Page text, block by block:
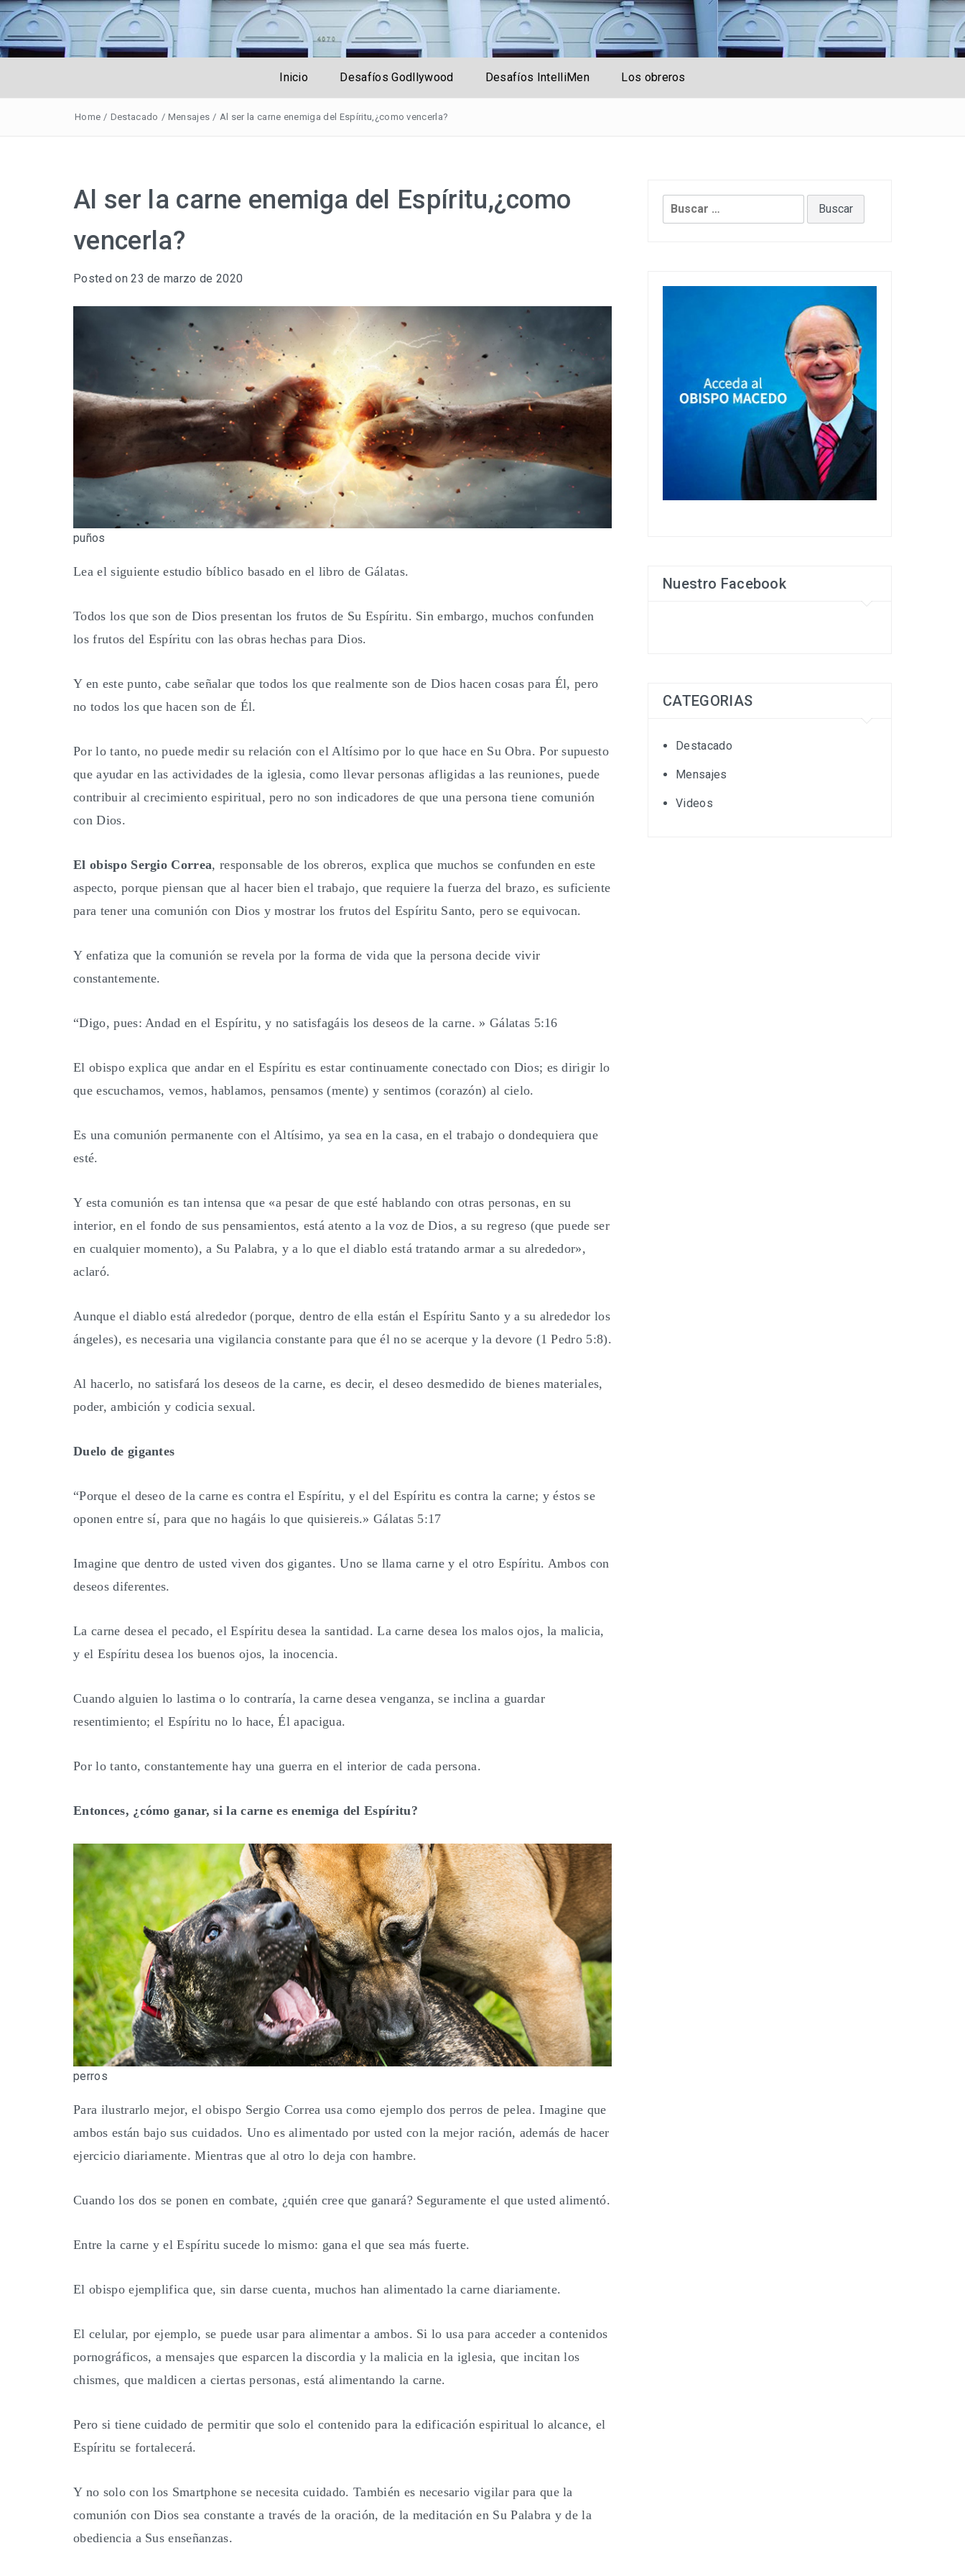
Obreros Universal
Inicio Desafíos Godllywood Desafíos IntelliMen Los obreros
Home / Destacado / Mensajes / Al ser la carne enemiga del Espíritu,¿como vencerla?
Al ser la carne enemiga del Espíritu,¿como
vencerla?
Posted on23 de marzo de 2020
puños
Lea el siguiente estudio bíblico basado en el libro de Gálatas.
Todos los que son de Dios presentan los frutos de Su Espíritu. Sin embargo, muchos confunden
los frutos del Espíritu con las obras hechas para Dios.
Y en este punto, cabe señalar que todos los que realmente son de Dios hacen cosas para Él, pero
no todos los que hacen son de Él.
Por lo tanto, no puede medir su relación con el Altísimo por lo que hace en Su Obra. Por supuesto
que ayudar en las actividades de la iglesia, como llevar personas afligidas a las reuniones, puede
contribuir al crecimiento espiritual, pero no son indicadores de que una persona tiene comunión
con Dios.
El obispo Sergio Correa, responsable de los obreros, explica que muchos se confunden en este
aspecto, porque piensan que al hacer bien el trabajo, que requiere la fuerza del brazo, es suficiente
para tener una comunión con Dios y mostrar los frutos del Espíritu Santo, pero se equivocan.
Y enfatiza que la comunión se revela por la forma de vida que la persona decide vivir
constantemente.
“Digo, pues: Andad en el Espíritu, y no satisfagáis los deseos de la carne. » Gálatas 5:16
El obispo explica que andar en el Espíritu es estar continuamente conectado con Dios; es dirigir lo
que escuchamos, vemos, hablamos, pensamos (mente) y sentimos (corazón) al cielo.
Es una comunión permanente con el Altísimo, ya sea en la casa, en el trabajo o dondequiera que
esté.
Y esta comunión es tan intensa que «a pesar de que esté hablando con otras personas, en su
interior, en el fondo de sus pensamientos, está atento a la voz de Dios, a su regreso (que puede ser
en cualquier momento), a Su Palabra, y a lo que el diablo está tratando armar a su alrededor»,
aclaró.
Aunque el diablo está alrededor (porque, dentro de ella están el Espíritu Santo y a su alrededor los
ángeles), es necesaria una vigilancia constante para que él no se acerque y la devore (1 Pedro 5:8).
Al hacerlo, no satisfará los deseos de la carne, es decir, el deseo desmedido de bienes materiales,
poder, ambición y codicia sexual.
Duelo de gigantes
“Porque el deseo de la carne es contra el Espíritu, y el del Espíritu es contra la carne; y éstos se
oponen entre sí, para que no hagáis lo que quisiereis.» Gálatas 5:17
Imagine que dentro de usted viven dos gigantes. Uno se llama carne y el otro Espíritu. Ambos con
deseos diferentes.
La carne desea el pecado, el Espíritu desea la santidad. La carne desea los malos ojos, la malicia,
y el Espíritu desea los buenos ojos, la inocencia.
Cuando alguien lo lastima o lo contraría, la carne desea venganza, se inclina a guardar
resentimiento; el Espíritu no lo hace, Él apacigua.
Por lo tanto, constantemente hay una guerra en el interior de cada persona.
Entonces, ¿cómo ganar, si la carne es enemiga del Espíritu?
perros
Para ilustrarlo mejor, el obispo Sergio Correa usa como ejemplo dos perros de pelea. Imagine que
ambos están bajo sus cuidados. Uno es alimentado por usted con la mejor ración, además de hacer
ejercicio diariamente. Mientras que al otro lo deja con hambre.
Cuando los dos se ponen en combate, ¿quién cree que ganará? Seguramente el que usted alimentó.
Entre la carne y el Espíritu sucede lo mismo: gana el que sea más fuerte.
El obispo ejemplifica que, sin darse cuenta, muchos han alimentado la carne diariamente.
El celular, por ejemplo, se puede usar para alimentar a ambos. Si lo usa para acceder a contenidos
pornográficos, a mensajes que esparcen la discordia y la malicia en la iglesia, que incitan los
chismes, que maldicen a ciertas personas, está alimentando la carne.
Pero si tiene cuidado de permitir que solo el contenido para la edificación espiritual lo alcance, el
Espíritu se fortalecerá.
Y no solo con los Smartphone se necesita cuidado. También es necesario vigilar para que la
comunión con Dios sea constante a través de la oración, de la meditación en Su Palabra y de la
obediencia a Sus enseñanzas.
Buscar:
Nuestro Facebook
CATEGORIAS
Destacado
Mensajes
Videos